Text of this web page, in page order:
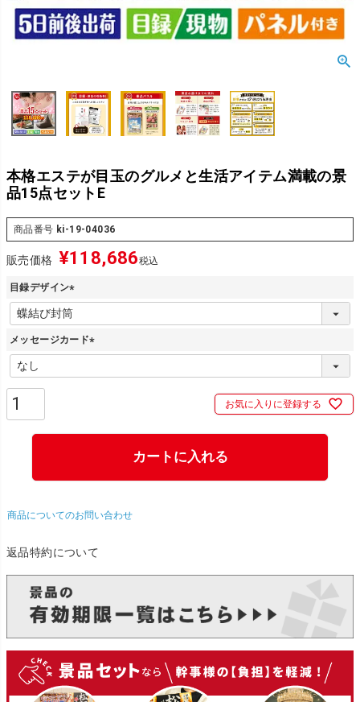
本格エステが目玉のグルメと生活アイテム満載の景
品15点セットE
商品番号 ki-19-04036
販売価格 ¥118,686税込
目録デザイン
(
必
須
)
メッセージカード
必
お気に入りに登録する
カートに入れる
商品についてのお問い合わせ
返品特約について